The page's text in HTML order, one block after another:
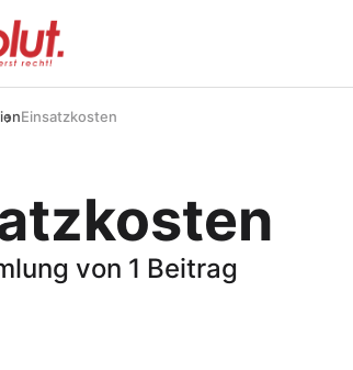
Einsatzkosten
von 1 Beitrag